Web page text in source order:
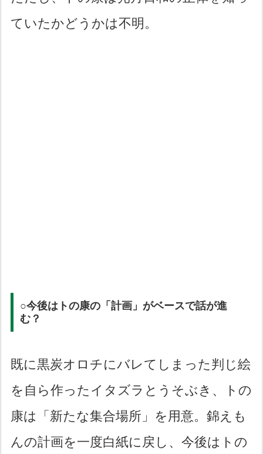
ていたかどうかは不明。
○今後はトの康の「計画」がベースで話が進
む？
既に黒炭オロチにバレてしまった判じ絵
を自ら作ったイタズラとうそぶき、トの
康は「新たな集合場所」を用意。錦えも
んの計画を一度白紙に戻し、今後はトの